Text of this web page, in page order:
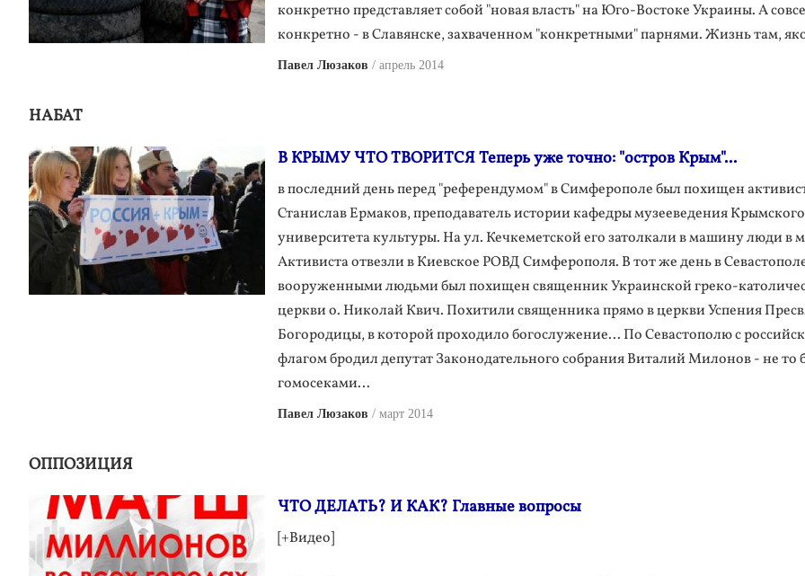
конкретно представляет собой "новая власть" на Юго-Востоке Украины. А
конкретно - в Славянске, захваченном "конкретными" парнями. Жизнь там,
Павел Люзаков апрель 2014
НАБАТ
В КРЫМУ ЧТО ТВОРИТСЯ Теперь уже точно: "остров Крым"...
в последний день перед "референдумом" в Симферополе был похищен
Станислав Ермаков, преподаватель истории кафедры музееведения Крымского
университета культуры. На ул. Кечкеметской его затолкали в машину люди в
Активиста отвезли в Киевское РОВД Симферополя. В тот же день в
вооруженными людьми был похищен священник Украинской греко-
церкви о. Николай Квич. Похитили священника прямо в церкви Успения
Богородицы, в которой проходило богослужение... По Севастополю с
флагом бродил депутат Законодательного собрания Виталий Милонов - не то
гомосеками…
Павел Люзаков март 2014
ОППОЗИЦИЯ
ЧТО ДЕЛАТЬ? И КАК? Главные вопросы
[+Видео]